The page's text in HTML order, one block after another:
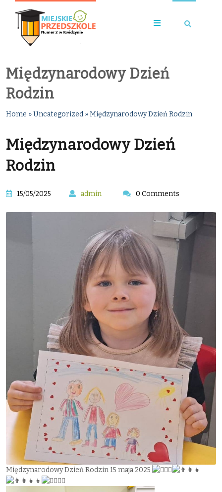
Międzynarodowy Dzień
Rodzin
Home »Uncategorized »Międzynarodowy Dzień Rodzin
Międzynarodowy Dzień
Rodzin
15/05/2025 admin 0 Comments
Międzynarodowy Dzień Rodzin 15 maja 2025